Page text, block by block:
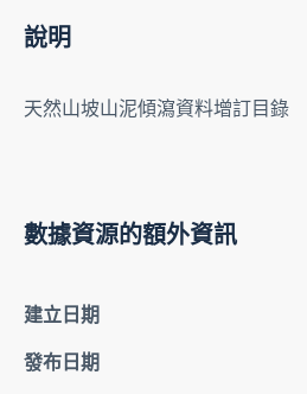
說明
天然山坡山泥傾瀉資料增訂目錄
數據資源的額外資訊
建立日期
發布日期